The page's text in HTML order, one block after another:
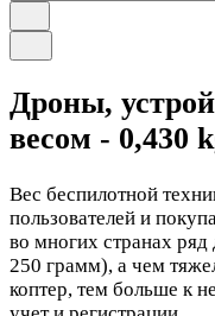
Дроны,
весом - 0,430
Вес беспилотной
пользователей и
во многих странах ряд
250 грамм), а чем
коптер, тем больше к